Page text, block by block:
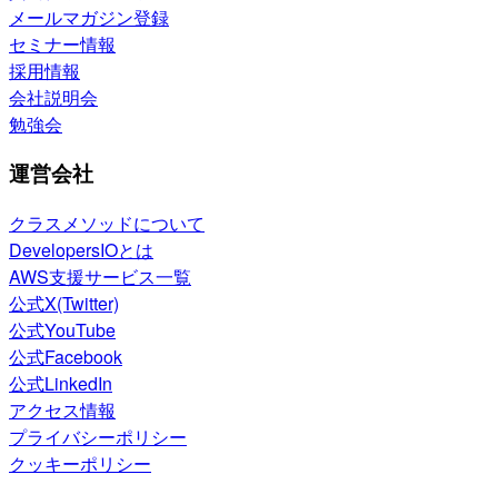
メールマガジン登録
セミナー情報
採用情報
会社説明会
勉強会
運営会社
クラスメソッドについて
DevelopersIOとは
AWS支援サービス一覧
公式X(Twitter)
公式YouTube
公式Facebook
公式LinkedIn
アクセス情報
プライバシーポリシー
クッキーポリシー